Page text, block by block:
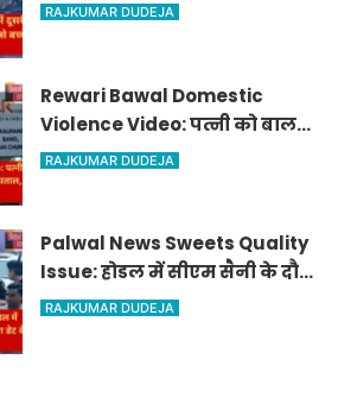
RAJKUMAR DUDEJA
Rewari Bawal Domestic
Violence Video: पत्नी को बाल
पकड़कर पीटने वाला पति खुद
RAJKUMAR DUDEJA
Palwal News Sweets Quality
Issue: होडल में सीएम सैनी के दौरे
के दौरान मिठाई के डिब्बे पर बिना
RAJKUMAR DUDEJA